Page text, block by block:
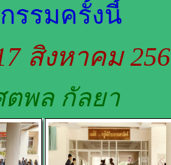
รรมครั้งนี้
สิงหาคม
ตพล กัลยา